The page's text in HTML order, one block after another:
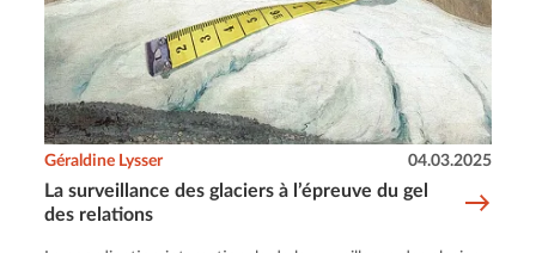
La surveillance des glaciers à l’épreuve du gel
des relations
Géraldine Lysser 04.03.2025